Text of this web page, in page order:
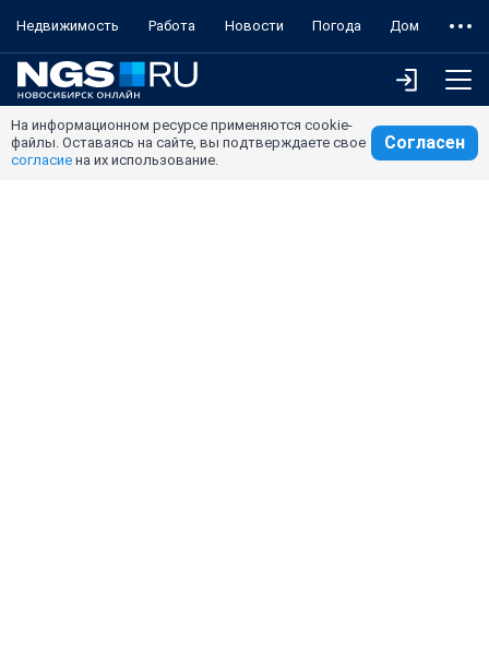
Недвижимость Работа Новости Погода Дом
На информационном ресурсе применяются cookie-
файлы. Оставаясь на сайте, вы подтверждаете свое
согласие на их использование.
Согласен